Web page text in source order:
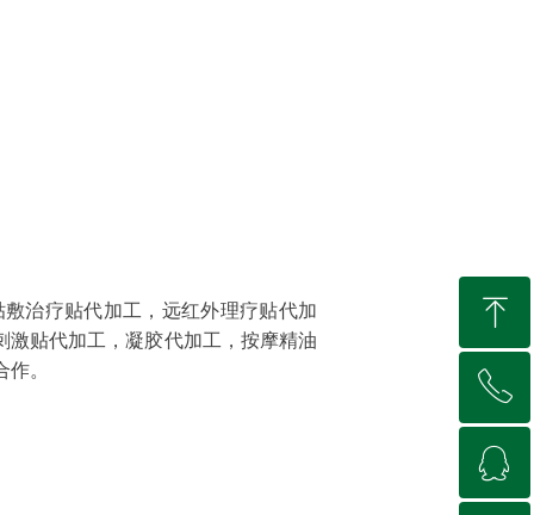
治疗贴代加工，远红外理疗贴代加
贴代加工，凝胶代加工，按摩精油
。
ꁸ
回到顶部
ꂅ
ꁗ